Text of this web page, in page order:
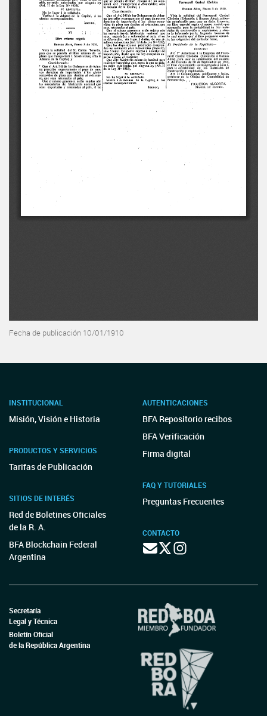
Fecha de publicación 10/01/1910
INSTITUCIONAL
Misión, Visión e Historia
PRODUCTOS Y SERVICIOS
Tarifas de Publicación
SITIOS DE INTERÉS
Red de Boletines Oficiales
de la R. A.
BFA Blockchain Federal
Argentina
AUTENTICACIONES
BFA Repositorio recibos
BFA Verificación
Firma digital
FAQ Y TUTORIALES
Preguntas Frecuentes
CONTACTO
Secretaría
Legal y Técnica
Boletín Oficial
de la República Argentina